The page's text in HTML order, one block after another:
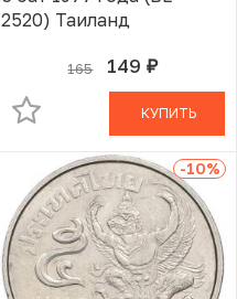
2520) Таиланд
165 149 руб.
В КОРЗИНЕ
КУПИТЬ
-10%